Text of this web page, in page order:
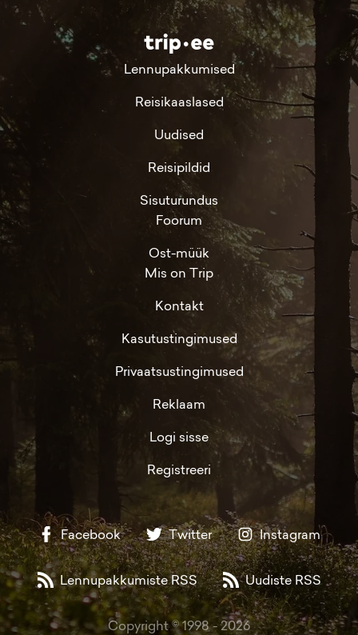
Lennupakkumised
Reisikaaslased
Uudised
Reisipildid
Sisuturundus
Foorum
Ost-müük
Mis on Trip
Kontakt
Kasutustingimused
Privaatsustingimused
Reklaam
Logi sisse
Registreeri
Facebook Twitter Instagram
Lennupakkumiste RSS Uudiste RSS
Copyright © 1998 -2026